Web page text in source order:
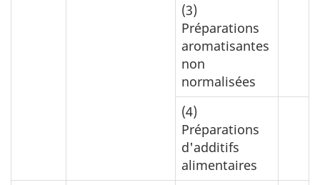
(3)
Préparations
aromatisantes
non
normalisées
(4)
Préparations
d'additifs
alimentaires